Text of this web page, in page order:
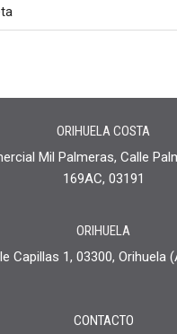
ORIHUELA COSTA
Mil Palmeras, Calle
169AC, 03191
ORIHUELA
Capillas 1, 03300, Orihuela
CONTACTO